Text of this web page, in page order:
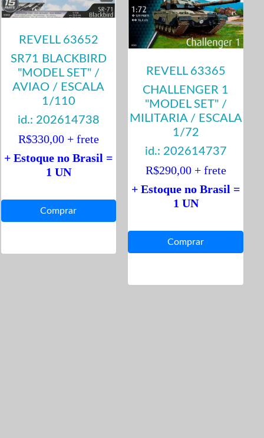
REVELL 63652
SR71 BLACKBIRD
"MODEL SET" /
AVIAO / ESCALA
1/110
id.: 202614738
R$330,00 + frete
+ Estoque no Brasil =
1 UN
REVELL 63365
CHALLENGER 1
"MODEL SET" /
MILITARIA / ESCALA
1/72
id.: 202614737
R$290,00 + frete
+ Estoque no Brasil =
1 UN